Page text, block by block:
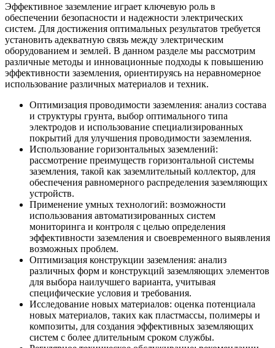
Эффективное заземление играет ключевую роль в
обеспечении безопасности и надежности электрических
систем. Для достижения оптимальных результатов требуется
установить адекватную связь между электрическим
оборудованием и землей. В данном разделе мы рассмотрим
различные методы и инновационные подходы к повышению
эффективности заземления, ориентируясь на неравномерное
использование различных материалов и техник.
Оптимизация проводимости заземления: анализ состава
и структуры грунта, выбор оптимального типа
электродов и использование специализированных
покрытий для улучшения проводимости заземления.
Использование горизонтальных заземлений:
рассмотрение преимуществ горизонтальной системы
заземления, такой как заземлительный коллектор, для
обеспечения равномерного распределения заземляющих
устройств.
Применение умных технологий: возможности
использования автоматизированных систем
мониторинга и контроля с целью определения
эффективности заземления и своевременного выявления
возможных проблем.
Оптимизация конструкции заземления: анализ
различных форм и конструкций заземляющих элементов
для выбора наилучшего варианта, учитывая
специфические условия и требования.
Исследование новых материалов: оценка потенциала
новых материалов, таких как пластмассы, полимеры и
композиты, для создания эффективных заземляющих
систем с более длительным сроком службы.